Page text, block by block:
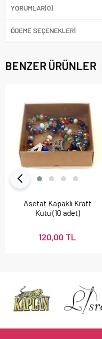
YORUMLAR(0)
ÖDEME SEÇENEKLERI
BENZER ÜRÜNLER
Asetat Kapaklı Kraft
Kutu (10 adet)
120,00 TL